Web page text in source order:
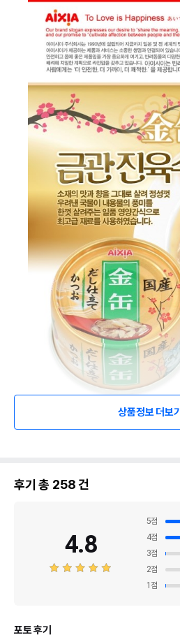
상품정보 더보기
후기 총 258건
4.8
5점
4점
3점
2점
1 점
포토 후기